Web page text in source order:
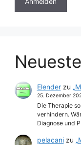
Elenderzu
25. Dezember
Die Therapie
verhindern.
Diagnose und
pelacanizu